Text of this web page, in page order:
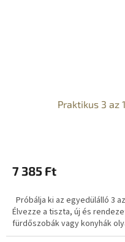
Praktikus 3 az
7 385 Ft
Próbálja ki az egyedülálló 3
Élvezze a tiszta, új és
fürdőszobák vagy konyhák